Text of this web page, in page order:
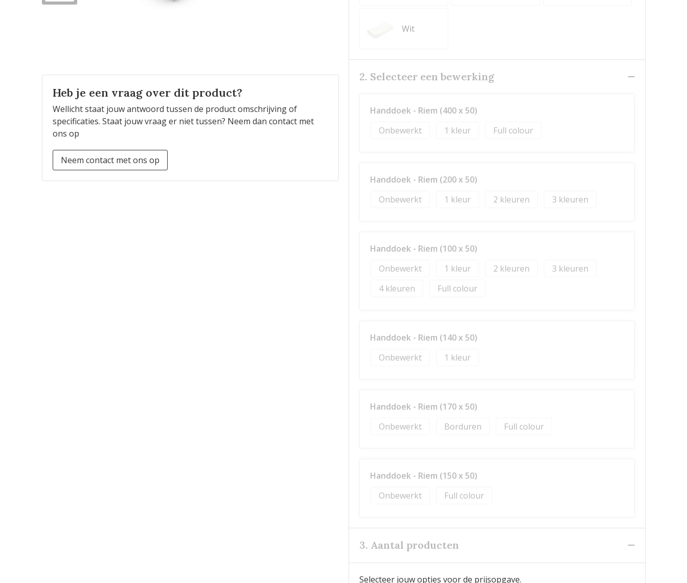
Heb je een vraag over dit product?
Wellicht staat jouw antwoord tussen de product omschrijving of
specificaties. Staat jouw vraag er niet tussen? Neem dan contact met
ons op
Neem contact met ons op
Wit
2. Selecteer een bewerking
Handdoek - Riem (400 x 50)
Onbewerkt
1 Full colour
Handdoek - Riem (200 x 50)
Onbewerkt
1 2 3
Handdoek - Riem (100 x 50)
Onbewerkt
1 2
3
4
Full colour
Handdoek - Riem (140 x 50)
Onbewerkt
1
Handdoek - Riem (170 x 50)
Onbewerkt
Borduren Full colour
Handdoek - Riem (150 x 50)
Onbewerkt
Full colour
3. Aantal producten
Selecteer jouw opties voor de prijsopgave.